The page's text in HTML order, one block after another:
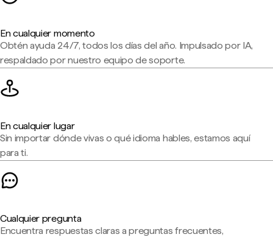
En cualquier momento
Obtén ayuda 24/7, todos los días del año. Impulsado por IA,
respaldado por nuestro equipo de soporte.
En cualquier lugar
Sin importar dónde vivas o qué idioma hables, estamos aquí
para ti.
Cualquier pregunta
Encuentra respuestas claras a preguntas frecuentes,